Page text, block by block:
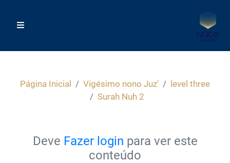
Página Inicial Vigésimo nono Juz’
level three
Surah Nuh 2
Deve Fazer login para ver este
conteúdo